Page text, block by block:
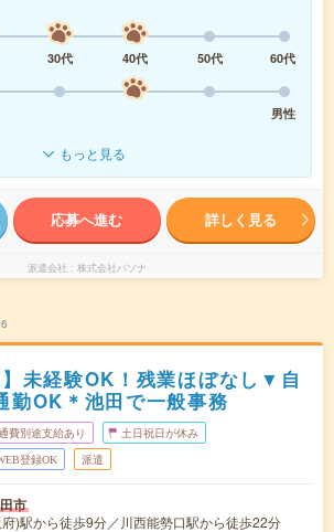
30代 40代 50代
60代
男性
もっと見る
応募へ進む 詳しく見る
派遣会社 株式会社パソナ
】未経験OK！残業ほぼなし▼自
勤OK＊池田で一般事務
費別途支給あり 土日祝日が休み
登録OK 派遣
市
)駅から徒歩9分／川西能勢口駅から徒歩22分